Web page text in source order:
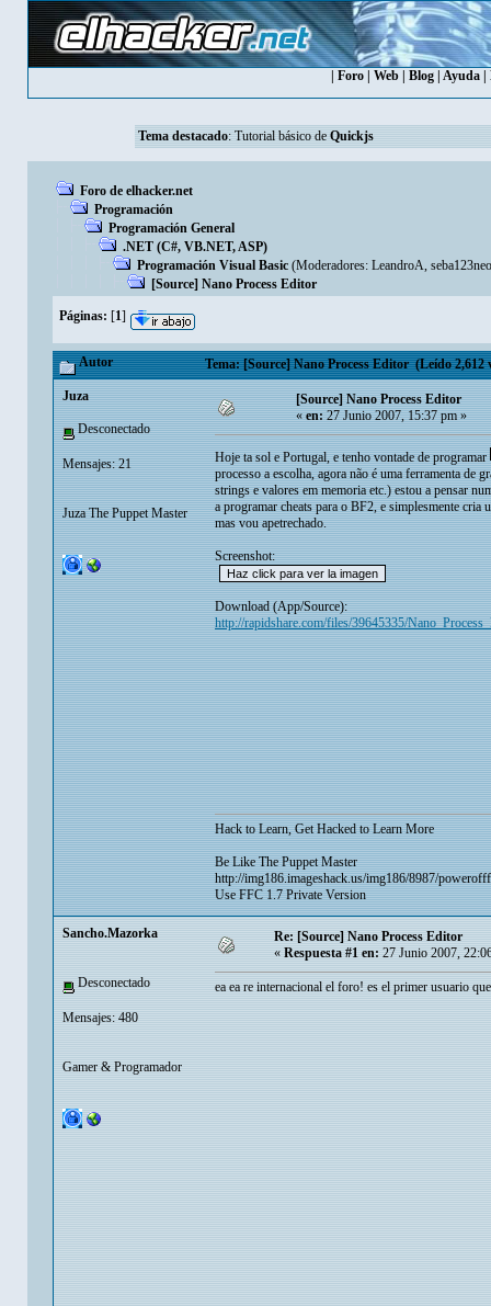
Foro| Web| Blog| Ayuda|
Tema destacado: Tutorial básico de Quickjs
Foro de elhacker.net
Programación
Programación General
.NET (C#, VB.NET, ASP)
Programación Visual Basic (Moderadores: LeandroA, seba123neo
[Source] Nano Process Editor
Páginas: [1]
Autor Tema: [Source] Nano Process Editor (Leído 2,612
Juza
Desconectado
Mensajes: 21
Juza The Puppet Master
[Source] Nano Process Editor
«en:27 Junio 2007, 15:37 pm »
Hoje ta sol e Portugal, e tenho vontade de programar
processo a escolha, agora não é uma ferramenta de
strings e valores em memoria etc.) estou a pensar
a programar cheats para o BF2, e simplesmente cria
mas vou apetrechado.
Screenshot:
Download (App/Source):
http://rapidshare.com/files/39645335/
Hack to Learn, Get Hacked to Learn More
Be Like The Puppet Master
http://img186.imageshack.us/img186/8987/
Use FFC 1.7 Private Version
Sancho.Mazorka
Desconectado
Mensajes: 480
Gamer & Programador
Re: [Source] Nano Process Editor
« Respuesta #1 en: 27 Junio 2007,
ea ea re internacional el foro! es el primer usuario